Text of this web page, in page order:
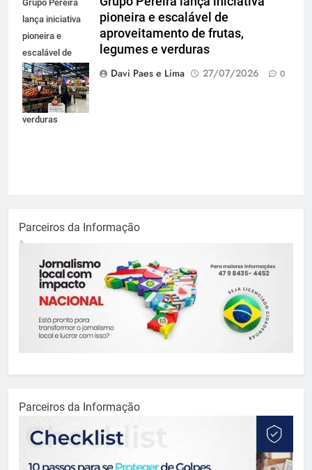
Grupo Pereira
lança iniciativa
pioneira e
escalável de
aproveitamento
de frutas,
legumes e
verduras
pioneira e escalável de
aproveitamento de frutas,
legumes e verduras
Davi Paes e Lima
27/07/2026 0
Parceiros da Informação
Parceiros da Informação